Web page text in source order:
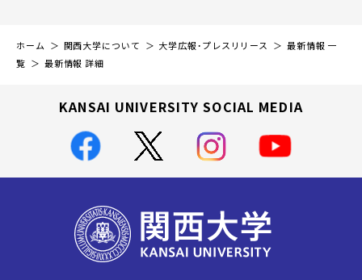
ホーム 関西大学について 大学広報・プレスリリース
最新情報 一
覧
最新情報 詳細
KANSAI UNIVERSITY SOCIAL MEDIA